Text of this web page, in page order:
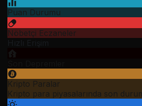
Puan Durumu
Nöbetçi Eczaneler
Kripto Paralar
Kripto para piyasalarında son